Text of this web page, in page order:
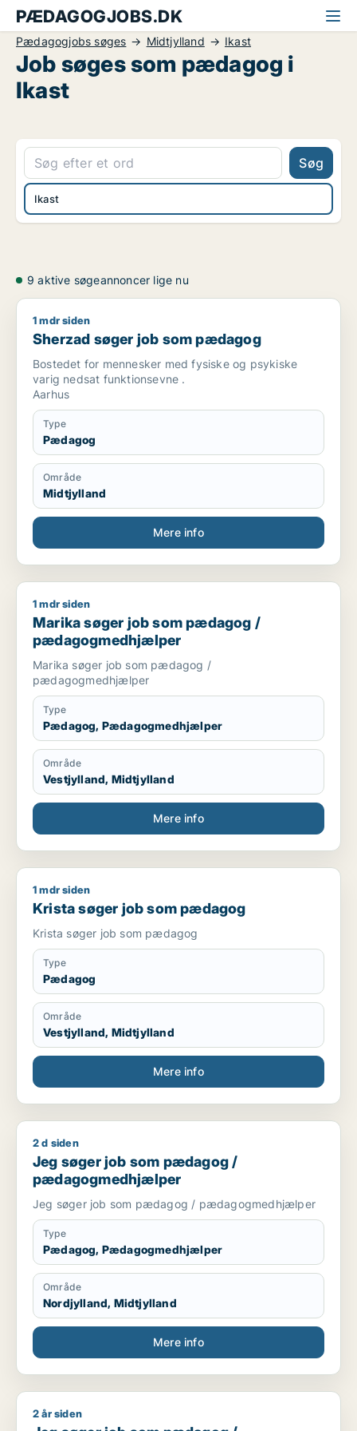
PÆDAGOGJOBS.DK
Pædagogjobs søges Midtjylland Ikast
Job søges som pædagog i
Ikast
Søg
Ikast
9 aktive søgeannoncer lige nu
Sherzad søger job som pædagog
1 mdr siden
Sherzad søger job som pædagog
Bostedet for mennesker med fysiske og psykiske
varig nedsat funktionsevne .
Aarhus
Type
Pædagog
Område
Midtjylland
Mere info
Marika søger job som pædagog / pædagogmedhjælper
1 mdr siden
Marika søger job som pædagog /
pædagogmedhjælper
Marika søger job som pædagog /
pædagogmedhjælper
Type
Pædagog, Pædagogmedhjælper
Område
Vestjylland, Midtjylland
Mere info
Krista søger job som pædagog
1 mdr siden
Krista søger job som pædagog
Krista søger job som pædagog
Type
Pædagog
Område
Vestjylland, Midtjylland
Mere info
Jeg søger job som pædagog / pædagogmedhjælper
2 d siden
Jeg søger job som pædagog /
pædagogmedhjælper
Jeg søger job som pædagog / pædagogmedhjælper
Type
Pædagog, Pædagogmedhjælper
Område
Nordjylland, Midtjylland
Mere info
Jeg søger job som pædagog / pædagogmedhjælper /
2 år siden